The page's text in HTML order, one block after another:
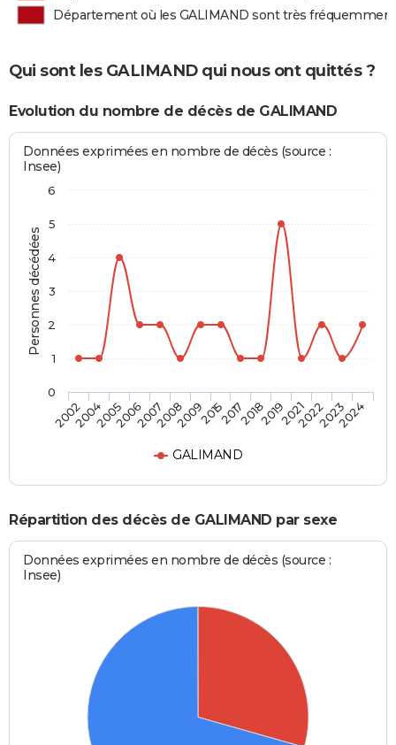
Département où les GALIMAND sont très
Qui sont les GALIMAND qui nous ont quittés ?
Evolution du nombre de décès de GALIMAND
Personnes décédées
Données exprimées en nombre de décès (source :
Insee)
GALIMAND
200220042005200620072008200920152017201820192021202220232024
0
1
2
3
4
5
6
Répartition des décès de GALIMAND par sexe
Données exprimées en nombre de décès (source :
Insee)